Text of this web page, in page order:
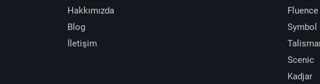
Hakkımızda
Blog
İletişim
Fluence
Symbol
Scenic
Kadjar